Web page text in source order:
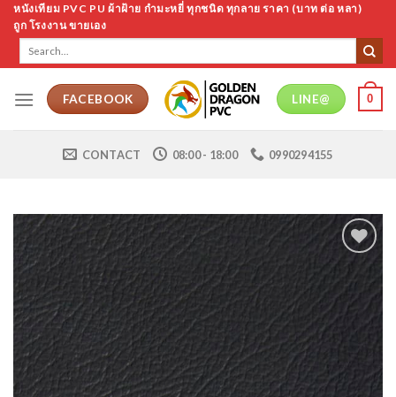
Skip
content
หนังเทียม PVC PU ผ้าฝ้าย กำมะหยี่ ทุกชนิด ทุกลาย ราคา (บาท ต่อ หลา)
ถูก โรงงาน ขายเอง
FACEBOOK LINE@ 0
CONTACT 08:00 - 18:00 0990294155
Wishlist